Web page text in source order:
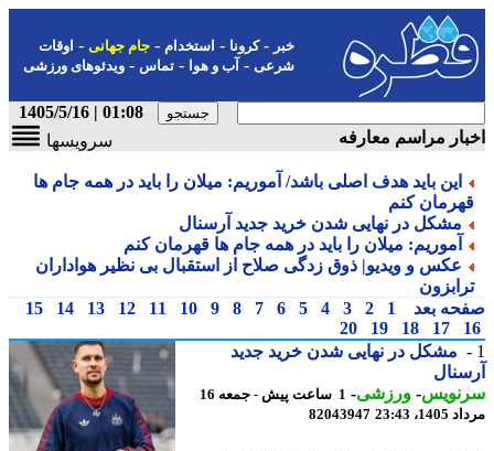
-کرونا-استخدام- جام جهانی-اوقات
شرعی-آب و هوا-تماس-ویدئوهای ورزشی
01:08 | 1405/5/16
مراسم معارفه
سرویسها
این باید هدف اصلی باشد/ آموریم: میلان را باید در همه جام ها
کنم
مشکل در نهایی شدن خرید جدید آرسنال
آموریم: میلان را باید در همه جام ها قهرمان کنم
عکس و ویدیو| ذوق زدگی صلاح از استقبال بی نظیر هواداران
بعد
1
2
3
4
5
6
7
8
9
10
11
12
13
14
15
17
18
19
20
مشکل در نهایی شدن خرید جدید
-ورزشی-
1 ساعت پیش - جمعه 16
23:43
82043947